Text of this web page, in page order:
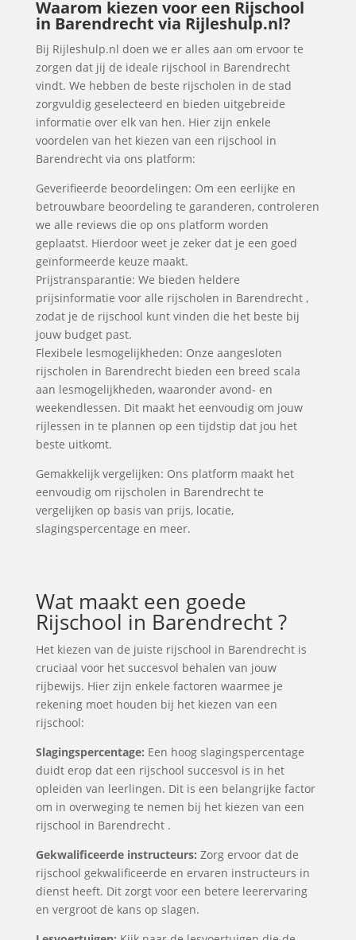
Waarom kiezen voor een Rijschool
in Barendrecht via Rijleshulp.nl?
Bij Rijleshulp.nl doen we er alles aan om ervoor te
zorgen dat jij de ideale rijschool in Barendrecht
vindt. We hebben de beste rijscholen in de stad
zorgvuldig geselecteerd en bieden uitgebreide
informatie over elk van hen. Hier zijn enkele
voordelen van het kiezen van een rijschool in
Barendrecht via ons platform:
Geverifieerde beoordelingen: Om een eerlijke en
betrouwbare beoordeling te garanderen, controleren
we alle reviews die op ons platform worden
geplaatst. Hierdoor weet je zeker dat je een goed
geïnformeerde keuze maakt.
Prijstransparantie: We bieden heldere
prijsinformatie voor alle rijscholen in Barendrecht ,
zodat je de rijschool kunt vinden die het beste bij
jouw budget past.
Flexibele lesmogelijkheden: Onze aangesloten
rijscholen in Barendrecht bieden een breed scala
aan lesmogelijkheden, waaronder avond- en
weekendlessen. Dit maakt het eenvoudig om jouw
rijlessen in te plannen op een tijdstip dat jou het
beste uitkomt.
Gemakkelijk vergelijken: Ons platform maakt het
eenvoudig om rijscholen in Barendrecht te
vergelijken op basis van prijs, locatie,
slagingspercentage en meer.
Wat maakt een goede
Rijschool in Barendrecht ?
Het kiezen van de juiste rijschool in Barendrecht is
cruciaal voor het succesvol behalen van jouw
rijbewijs. Hier zijn enkele factoren waarmee je
rekening moet houden bij het kiezen van een
rijschool:
Slagingspercentage: Een hoog slagingspercentage
duidt erop dat een rijschool succesvol is in het
opleiden van leerlingen. Dit is een belangrijke factor
om in overweging te nemen bij het kiezen van een
rijschool in Barendrecht .
Gekwalificeerde instructeurs: Zorg ervoor dat de
rijschool gekwalificeerde en ervaren instructeurs in
dienst heeft. Dit zorgt voor een betere leerervaring
en vergroot de kans op slagen.